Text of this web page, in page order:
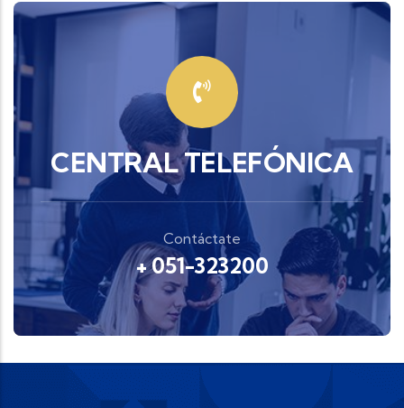
CENTRAL TELEFÓNICA
Contáctate
+ 051-323200